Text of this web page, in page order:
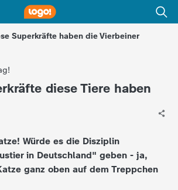
Superkräfte haben die Vierbeiner
diese Tiere haben
Würde es die Disziplin
in Deutschland" geben - ja,
ganz oben auf dem Treppchen